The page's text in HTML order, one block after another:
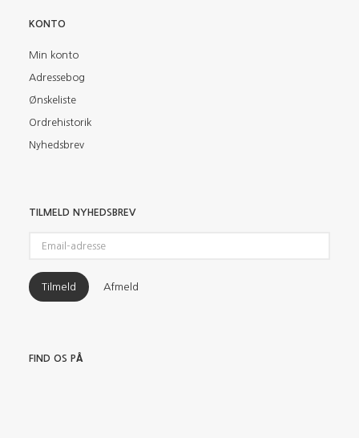
KONTO
Min konto
Adressebog
Ønskeliste
Ordrehistorik
Nyhedsbrev
TILMELD NYHEDSBREV
adresse
Tilmeld Afmeld
FIND OS PÅ